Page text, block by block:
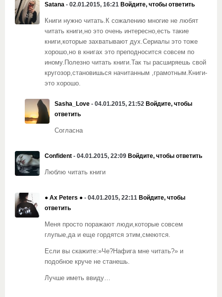
Satana - 02.01.2015, 16:21 Войдите, чтобы ответить
Книги нужно читать.К сожалению многие не любят
читать книги,но это очень интересно,есть такие
книги,которые захватывают дух.Сериалы это тоже
хорошо,но в книгах это преподносится совсем по
иному.Полезно читать книги.Так ты расширяешь свой
кругозор,становишься начитанным ,грамотным.Книги-
это хорошо.
Sasha_Love - 04.01.2015, 21:52 Войдите, чтобы
ответить
Согласна
Confident - 04.01.2015, 22:09 Войдите, чтобы ответить
Люблю читать книги
● Ax Peters ● - 04.01.2015, 22:11 Войдите, чтобы
ответить
Меня просто поражают люди,которые совсем
глупые,да и еще гордятся этим,смеются.
Если вы скажите:»Че?Нафига мне читать?» и
подобное круче не станешь.
Лучше иметь ввиду…